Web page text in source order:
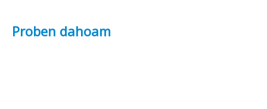
Proben dahoam